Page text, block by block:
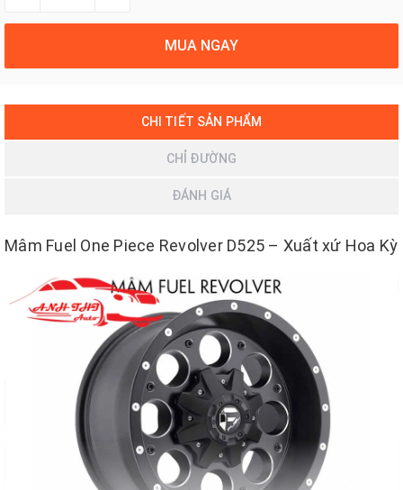
MUA NGAY
CHI TIẾT SẢN PHẨM
CHỈ ĐƯỜNG
ĐÁNH GIÁ
Mâm Fuel One Piece Revolver D525 – Xuất xứ Hoa Kỳ